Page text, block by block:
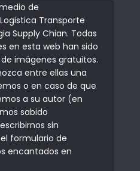
de
Transporte
Supply Chian. Todas
en esta web han sido
imágenes gratuitos.
entre ellas una
o en caso de que
a su autor (en
sabido
sin
formulario de
encantados en